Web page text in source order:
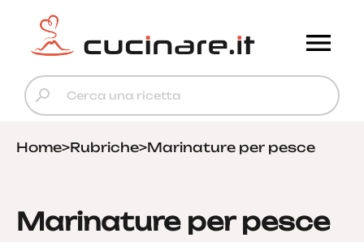
Home>Rubriche>Marinature per pesce
Marinature per pesce